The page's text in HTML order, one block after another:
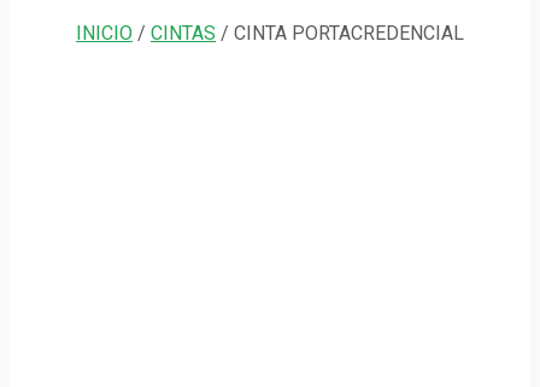
INICIO / CINTAS / CINTA PORTACREDENCIAL